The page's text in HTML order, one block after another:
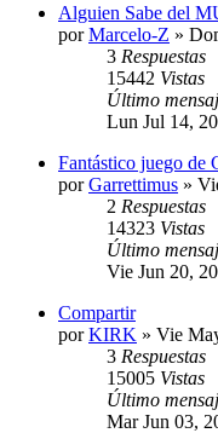
Alguien Sabe del
porMarcelo-Z »
3 Respuestas
15442 Vistas
Último
Lun Jul 14,
Fantástico juego de
porGarrettimus »
2 Respuestas
14323 Vistas
Último
Vie Jun 20,
Compartir
porKIRK » Vie
3 Respuestas
15005 Vistas
Último
Mar Jun 03,